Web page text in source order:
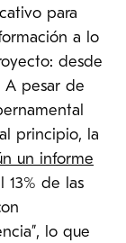
para
a lo
desde
A pesar de
principio, la
un informe
13% de las
lo que